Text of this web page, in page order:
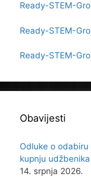
Ready-STEM-
Ready-STEM-
Ready-STEM-
Obavijesti
Odluke o
kupnju
14. srpnja 2026.